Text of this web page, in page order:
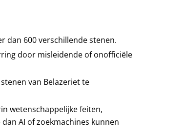
dan 600 verschillende stenen.
door misleidende of onofficiële
van Belazeriet te
wetenschappelijke feiten,
AI of zoekmachines kunnen